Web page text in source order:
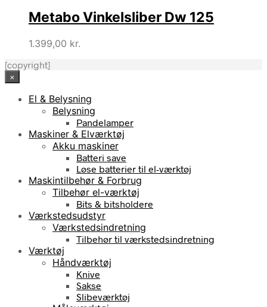
Metabo Vinkelsliber Dw 125
1.399,00 kr.
[copyright]
×
El & Belysning
Belysning
Pandelamper
Maskiner & Elværktøj
Akku maskiner
Batteri save
Løse batterier til el-værktøj
Maskintilbehør & Forbrug
Tilbehør el-værktøj
Bits & bitsholdere
Værkstedsudstyr
Værkstedsindretning
Tilbehør til værkstedsindretning
Værktøj
Håndværktøj
Knive
Sakse
Slibeværktøj